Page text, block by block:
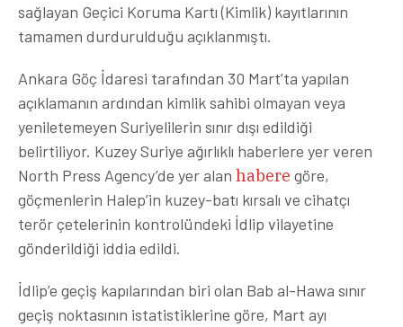
sağlayan Geçici Koruma Kartı (Kimlik) kayıtlarının
tamamen durdurulduğu açıklanmıştı.
Ankara Göç İdaresi tarafından 30 Mart’ta yapılan
açıklamanın ardından kimlik sahibi olmayan veya
yeniletemeyen Suriyelilerin sınır dışı edildiği
belirtiliyor. Kuzey Suriye ağırlıklı haberlere yer veren
North Press Agency’de yer alan habere göre,
göçmenlerin Halep’in kuzey-batı kırsalı ve cihatçı
terör çetelerinin kontrolündeki İdlip vilayetine
gönderildiği iddia edildi.
İdlip’e geçiş kapılarından biri olan Bab al-Hawa sınır
geçiş noktasının istatistiklerine göre, Mart ayı